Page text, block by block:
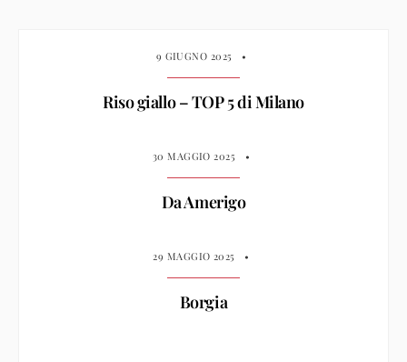
9 GIUGNO 2025 •
Riso giallo – TOP 5 di Milano
30 MAGGIO 2025 •
Da Amerigo
29 MAGGIO 2025 •
Borgia